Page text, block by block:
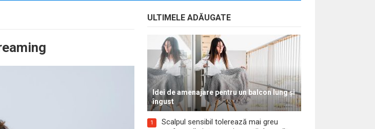
ULTIMELE ADĂUGATE
Idei de amenajare pentru un balcon lung și
îngust
1
Scalpul sensibil tolerează mai greu